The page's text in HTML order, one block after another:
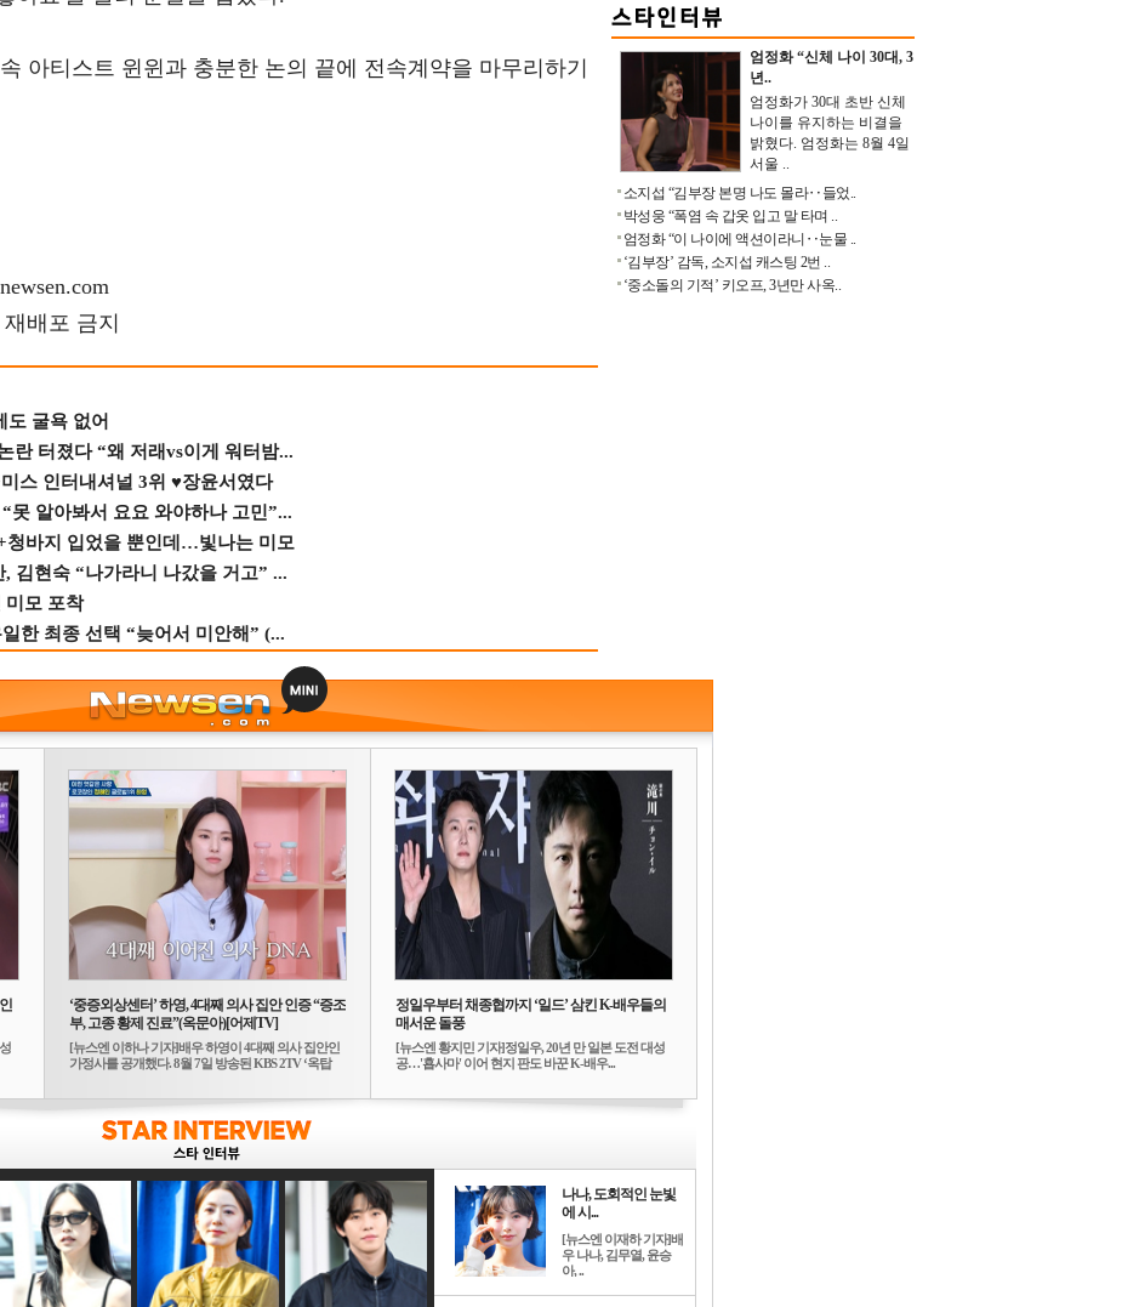
아티스트 윈윈과 충분한 논의 끝에 전속계약을 마무리하기
배포 금지
도 굴욕 없어
터졌다 “왜 저래vs이게 워터밤...
스 인터내셔널 3위 ♥장윤서였다
알아봐서 요요 와야하나 고민”...
청바지 입었을 뿐인데…빛나는 미모
김현숙 “나가라니 나갔을 거고” ...
미모 포착
한 최종 선택 “늦어서 미안해” (...
엄정화 “신체 나이 30대, 3
년..
엄정화가 30대 초반 신체
나이를 유지하는 비결을
밝혔다. 엄정화는 8월 4일
서울 ..
소지섭 “김부장 본명 나도 몰라‥들었..
박성웅 “폭염 속 갑옷 입고 말 타며 ..
엄정화 “이 나이에 액션이라니‥눈물 ..
‘김부장’ 감독, 소지섭 캐스팅 2번 ..
‘중소돌의 기적’ 키오프, 3년만 사옥..
‘중증외상센터’ 하영, 4대째 의사 집안 인증 “증조
부, 고종 황제 진료”(옥문아)[어제TV]
[뉴스엔 이하나 기자]배우 하영이 4대째 의사 집안인
가정사를 공개했다. 8월 7일 방송된 KBS 2TV ‘옥탑
정일우부터 채종협까지 ‘일드’ 삼킨 K-배우들의
매서운 돌풍
[뉴스엔 황지민 기자]정일우, 20년 만 일본 도전 대성
공…'횹사마' 이어 현지 판도 바꾼 K-배우...
나나, 도회적인 눈빛
에 시...
[뉴스엔 이재하 기자]배
우 나나, 김무열, 윤승
아, ..